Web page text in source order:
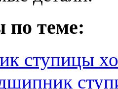
теме:
ступицы